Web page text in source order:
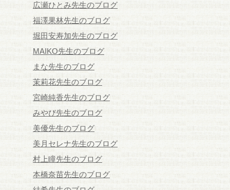
広瀬ひとみ先生のブログ
福澤果林先生のブログ
堀田安寿加先生のブログ
MAIKO先生のブログ
まな先生のブログ
茉莉花先生のブログ
宮崎純香先生のブログ
みやび先生のブログ
美優先生のブログ
美月セレナ先生のブログ
村上瞳先生のブログ
本橋奈苗先生のブログ